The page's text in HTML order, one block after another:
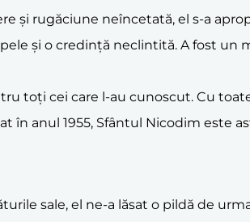
și rugăciune neîncetată, el s-a
și o credință neclintită. A fost un
toți cei care l-au cunoscut. Cu
în anul 1955, Sfântul Nicodim este
sale, el ne-a lăsat o pildă de